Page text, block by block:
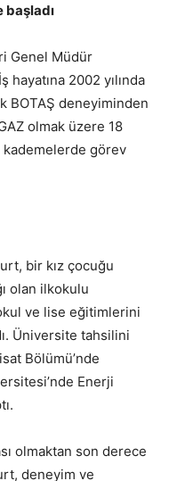
başladı
Genel Müdür
hayatına 2002 yılında
BOTAŞ deneyiminden
olmak üzere 18
kademelerde görev
bir kız çocuğu
olan ilkokulu
ve lise eğitimlerini
Üniversite tahsilini
Bölümü’nde
Enerji
olmaktan son derece
deneyim ve